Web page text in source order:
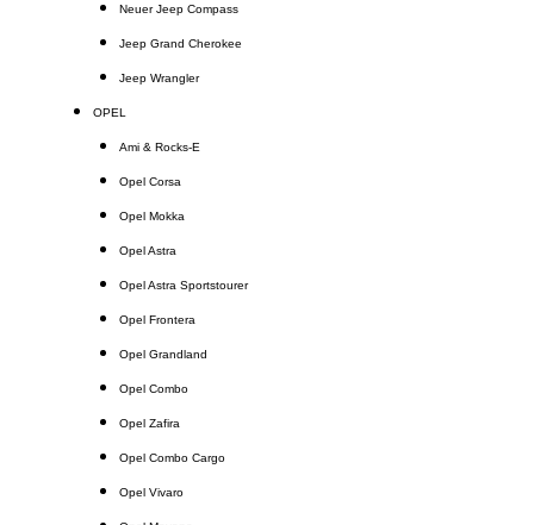
Neuer Jeep Compass
Jeep Grand Cherokee
Jeep Wrangler
OPEL
Ami & Rocks-E
Opel Corsa
Opel Mokka
Opel Astra
Opel Astra Sportstourer
Opel Frontera
Opel Grandland
Opel Combo
Opel Zafira
Opel Combo Cargo
Opel Vivaro